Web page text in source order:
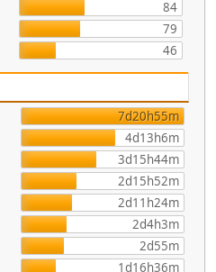
84
79
46
7d20h55m
4d13h6m
3d15h44m
2d15h52m
2d11h24m
2d4h3m
2d55m
1d16h36m